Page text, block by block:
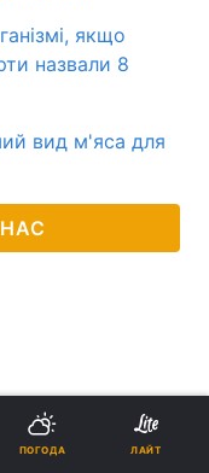
якщо
назвали 8
вид м'яса для
ПОГОДА ЛАЙТ